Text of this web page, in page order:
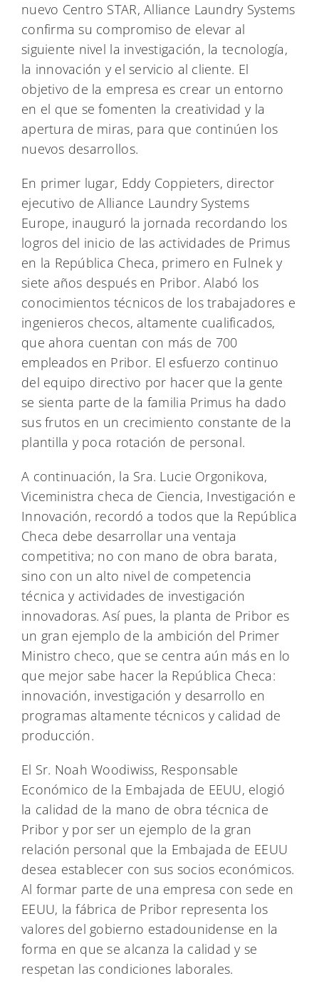
nuevo Centro STAR, Alliance Laundry Systems
confirma su compromiso de elevar al
siguiente nivel la investigación, la tecnología,
la innovación y el servicio al cliente. El
objetivo de la empresa es crear un entorno
en el que se fomenten la creatividad y la
apertura de miras, para que continúen los
nuevos desarrollos.
En primer lugar, Eddy Coppieters, director
ejecutivo de Alliance Laundry Systems
Europe, inauguró la jornada recordando los
logros del inicio de las actividades de Primus
en la República Checa, primero en Fulnek y
siete años después en Pribor. Alabó los
conocimientos técnicos de los trabajadores e
ingenieros checos, altamente cualificados,
que ahora cuentan con más de 700
empleados en Pribor. El esfuerzo continuo
del equipo directivo por hacer que la gente
se sienta parte de la familia Primus ha dado
sus frutos en un crecimiento constante de la
plantilla y poca rotación de personal.
A continuación, la Sra. Lucie Orgonikova,
Viceministra checa de Ciencia, Investigación e
Innovación, recordó a todos que la República
Checa debe desarrollar una ventaja
competitiva; no con mano de obra barata,
sino con un alto nivel de competencia
técnica y actividades de investigación
innovadoras. Así pues, la planta de Pribor es
un gran ejemplo de la ambición del Primer
Ministro checo, que se centra aún más en lo
que mejor sabe hacer la República Checa:
innovación, investigación y desarrollo en
programas altamente técnicos y calidad de
producción.
El Sr. Noah Woodiwiss, Responsable
Económico de la Embajada de EEUU, elogió
la calidad de la mano de obra técnica de
Pribor y por ser un ejemplo de la gran
relación personal que la Embajada de EEUU
desea establecer con sus socios económicos.
Al formar parte de una empresa con sede en
EEUU, la fábrica de Pribor representa los
valores del gobierno estadounidense en la
forma en que se alcanza la calidad y se
respetan las condiciones laborales.